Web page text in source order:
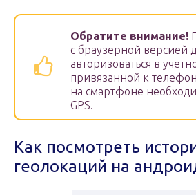
Обратите внимание!
с браузерной версией
авторизоваться в
привязанной к
на смартфоне
GPS.
Как посмотреть
геолокаций на